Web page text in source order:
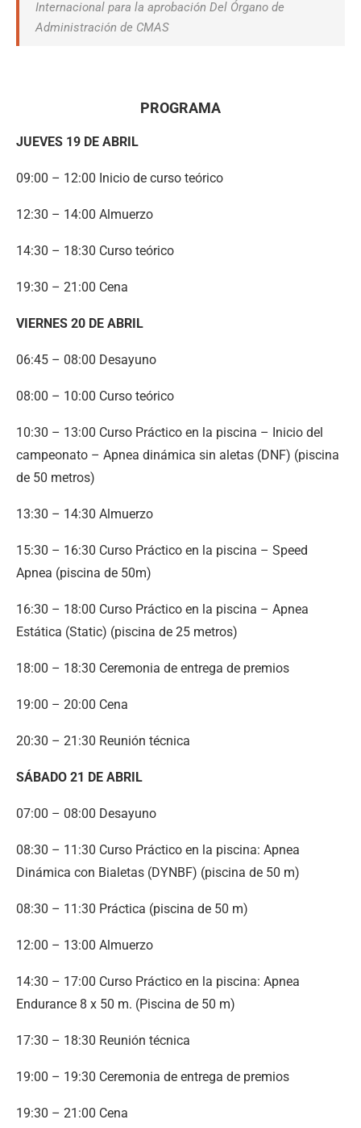
Internacional para la aprobación Del Órgano de
Administración de CMAS
PROGRAMA
JUEVES 19 DE ABRIL
09:00 – 12:00 Inicio de curso teórico
12:30 – 14:00 Almuerzo
14:30 – 18:30 Curso teórico
19:30 – 21:00 Cena
VIERNES 20 DE ABRIL
06:45 – 08:00 Desayuno
08:00 – 10:00 Curso teórico
10:30 – 13:00 Curso Práctico en la piscina – Inicio del
campeonato – Apnea dinámica sin aletas (DNF) (piscina
de 50 metros)
13:30 – 14:30 Almuerzo
15:30 – 16:30 Curso Práctico en la piscina – Speed
Apnea (piscina de 50m)
16:30 – 18:00 Curso Práctico en la piscina – Apnea
Estática (Static) (piscina de 25 metros)
18:00 – 18:30 Ceremonia de entrega de premios
19:00 – 20:00 Cena
20:30 – 21:30 Reunión técnica
SÁBADO 21 DE ABRIL
07:00 – 08:00 Desayuno
08:30 – 11:30 Curso Práctico en la piscina: Apnea
Dinámica con Bialetas (DYNBF) (piscina de 50 m)
08:30 – 11:30 Práctica (piscina de 50 m)
12:00 – 13:00 Almuerzo
14:30 – 17:00 Curso Práctico en la piscina: Apnea
Endurance 8 x 50 m. (Piscina de 50 m)
17:30 – 18:30 Reunión técnica
19:00 – 19:30 Ceremonia de entrega de premios
19:30 – 21:00 Cena